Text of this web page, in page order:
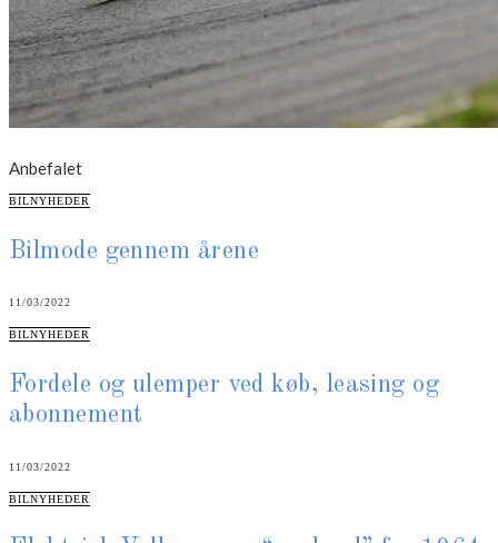
Anbefalet
CATEGORIES
BILNYHEDER
Bilmode gennem årene
11/03/2022
CATEGORIES
BILNYHEDER
Fordele og ulemper ved køb, leasing og
abonnement
11/03/2022
CATEGORIES
BILNYHEDER